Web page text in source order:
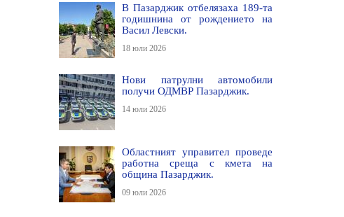
В Пазарджик отбелязаха 189-та
годишнина от рождението на
Васил Левски.
18 юли 2026
Нови патрулни автомобили
получи ОДМВР Пазарджик.
14 юли 2026
Областният управител проведе
работна среща с кмета на
община Пазарджик.
09 юли 2026